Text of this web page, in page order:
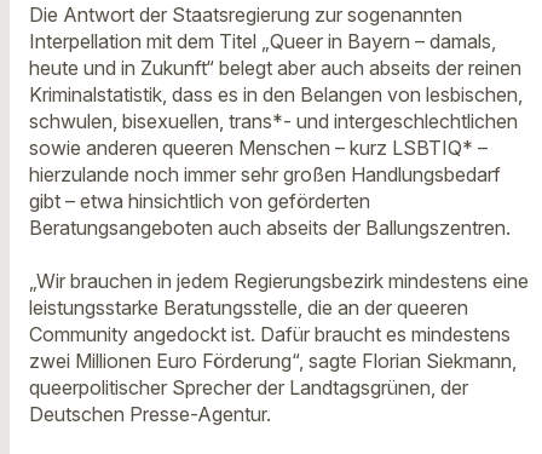
Die Antwort der Staatsregierung zur sogenannten
Interpellation mit dem Titel „Queer in Bayern – damals,
heute und in Zukunft“ belegt aber auch abseits der reinen
Kriminalstatistik, dass es in den Belangen von lesbischen,
schwulen, bisexuellen, trans*- und intergeschlechtlichen
sowie anderen queeren Menschen – kurz LSBTIQ* –
hierzulande noch immer sehr großen Handlungsbedarf
gibt – etwa hinsichtlich von geförderten
Beratungsangeboten auch abseits der Ballungszentren.
„Wir brauchen in jedem Regierungsbezirk mindestens eine
leistungsstarke Beratungsstelle, die an der queeren
Community angedockt ist. Dafür braucht es mindestens
zwei Millionen Euro Förderung“, sagte Florian Siekmann,
queerpolitischer Sprecher der Landtagsgrünen, der
Deutschen Presse-Agentur.